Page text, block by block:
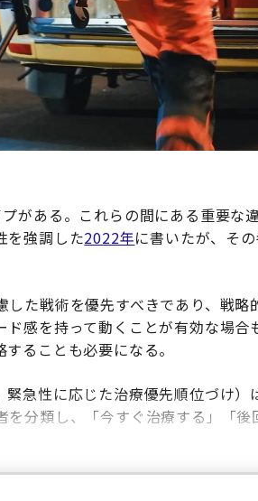
がある。これらの間にある重要な
を強調した2022年に書いたが、そ
た戦術を優先すべきであり、戦略
感を持って動くことが有効な場合
ることも必要になる。
急性に応じた治療優先順位づけ）
分類し、「今すぐ治療する」「後